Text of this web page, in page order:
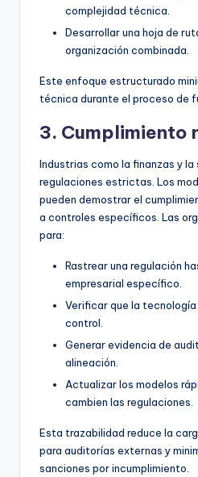
complejidad técnica.
Desarrollar una hoja de
organización combinada.
Este enfoque estructurado
técnica durante el proceso de
3. Cumplimiento
Industrias como la finanzas y la
regulaciones estrictas. Los
pueden demostrar el
a controles específicos. Las
para:
Rastrear una regulación
empresarial específico.
Verificar que la
control.
Generar evidencia de
alineación.
Actualizar los modelos
cambien las regulaciones.
Esta trazabilidad reduce la
para auditorías externas y
sanciones por incumplimiento.